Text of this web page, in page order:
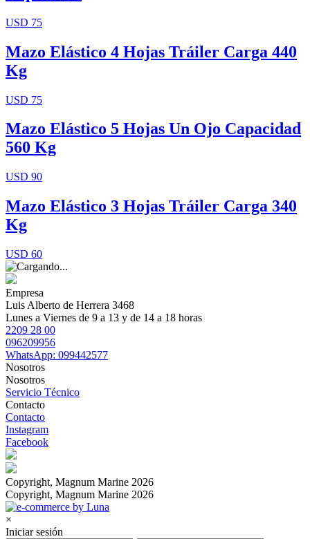
USD 75
Mazo Elástico 4 Hojas Tráiler Carga 440
Kg
USD 75
Mazo Elástico 5 Hojas Un Ojo Capacidad
560 Kg
USD 90
Mazo Elástico 3 Hojas Tráiler Carga 340
Kg
USD 60
Empresa
Luis Alberto de Herrera 3468
Lunes a Viernes de 9 a 13 y de 14 a 18 horas
2209 28 00
096209956
WhatsApp: 099442577
Nosotros
Nosotros
Servicio Técnico
Contacto
Contacto
Instagram
Facebook
Copyright, Magnum Marine 2026
Copyright, Magnum Marine 2026
×
Iniciar sesión